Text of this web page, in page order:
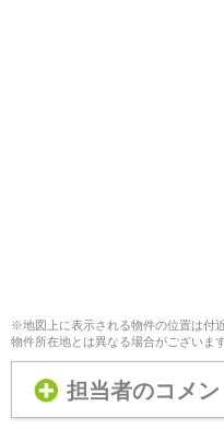
※地図上に表示される物件の位置は付
物件所在地とは異なる場合がございます
担当者のコメン